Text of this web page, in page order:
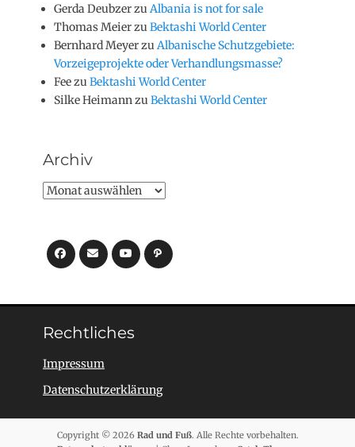
Gerda DeubzerzuAlbania is not for sale
Thomas MeierzuBektashi World Center
Bernhard MeyerzuAlbanische Schutzgebiete:
Vorzeigeprojekte oder Verhandlungsmasse?
FeezuBektashi World Center
Silke HeimannzuBektashi World Center
Archiv
Archiv
Facebook
E-
Mail
YouTube
Pfad
Rechtliches
Impressum
Datenschutzerklärung
Copyright © 2026 Rad und Fuß. Alle Rechte vorbehalten.